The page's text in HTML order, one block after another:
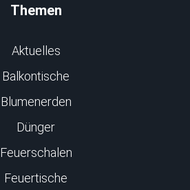
Themen
Aktuelles
Balkontische
Blumenerden
Dünger
Feuerschalen
Feuertische